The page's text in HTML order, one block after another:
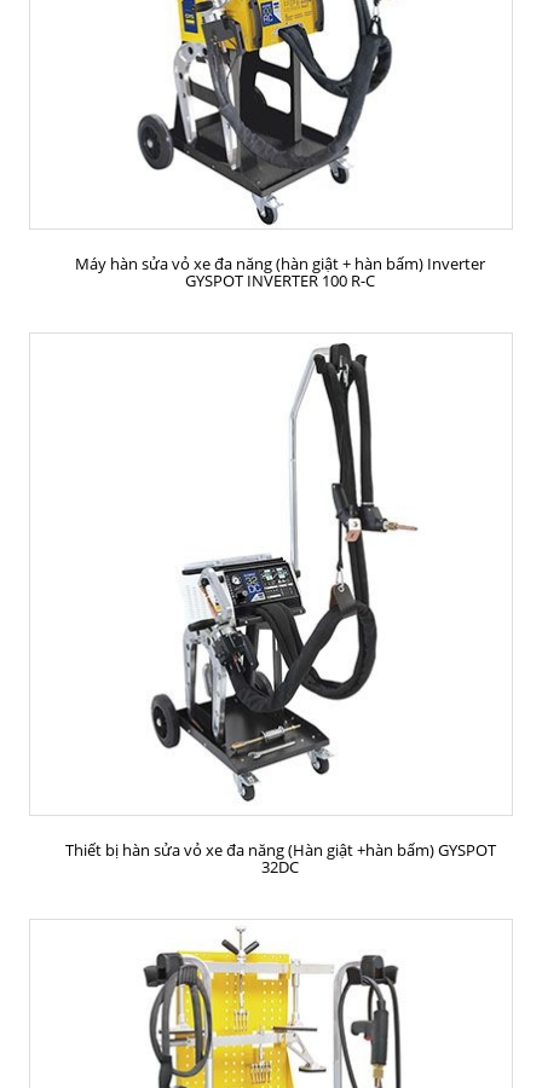
Máy hàn sửa vỏ xe đa năng (hàn giật + hàn bấm) Inverter
GYSPOT INVERTER 100 R-C
Thiết bị hàn sửa vỏ xe đa năng (Hàn giật +hàn bấm) GYSPOT
32DC